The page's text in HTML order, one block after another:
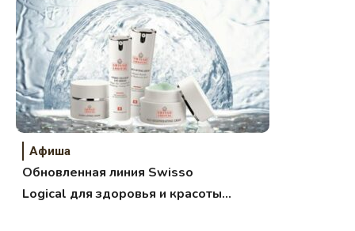
Афиша
Обновленная линия Swisso
Logical для здоровья и красоты